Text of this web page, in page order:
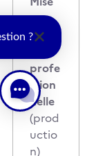
en
situat
profe
ssion
nelle
(prod
uctio
n)
?